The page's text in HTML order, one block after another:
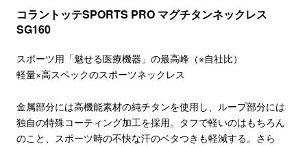
コラントッテSPORTS PRO マグチタンネックレス
SG160
スポーツ用「魅せる医療機器」の最高峰（※自社比）
軽量×高スペックのスポーツネックレス
金属部分には高機能素材の純チタンを使用し、ループ部分には
独自の特殊コーティング加工を採用。タフで軽いのはもちろん
のこと、スポーツ時の不快な汗のベタつきも軽減する。さら